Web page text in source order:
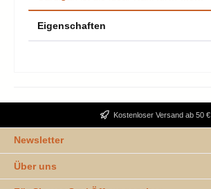
Eigenschaften
Kostenloser Versand ab 50 €
Newsletter
Über uns